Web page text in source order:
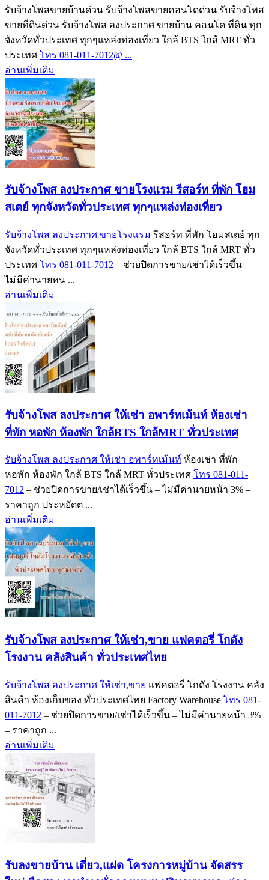
รับจ้างโพสขายบ้านด่วน รับจ้างโพสขายคอนโดด่วน รับจ้างโพส
ขายที่ดินด่วน รับจ้างโพส ลงประกาศ ขายบ้าน คอนโด ที่ดิน ทุก
จังหวัดทั่วประเทศ ทุกๆแหล่งท่องเที่ยว ใกล้ BTS ใกล้ MRT ทั่ว
ประเทศ โทร 081-011-7012@ ...
อ่านเพิ่มเติม
รับจ้างโพส ลงประกาศ ขายโรงแรม รีสอร์ท ที่พัก โฮม
สเตย์ ทุกจังหวัดทั่วประเทศ ทุกๆแหล่งท่องเที่ยว
รับจ้างโพส ลงประกาศ ขายโรงแรม รีสอร์ท ที่พัก โฮมสเตย์ ทุก
จังหวัดทั่วประเทศ ทุกๆแหล่งท่องเที่ยว ใกล้ BTS ใกล้ MRT ทั่ว
ประเทศ โทร 081-011-7012 – ช่วยปิดการขาย/เช่าได้เร็วขึ้น –
ไม่มีค่านายหน ...
อ่านเพิ่มเติม
รับจ้างโพส ลงประกาศ ให้เช่า อพาร์ทเม้นท์ ห้องเช่า
ที่พัก หอพัก ห้องพัก ใกล้BTS ใกล้MRT ทั่วประเทศ
รับจ้างโพส ลงประกาศ ให้เช่า อพาร์ทเม้นท์ ห้องเช่า ที่พัก
หอพัก ห้องพัก ใกล้ BTS ใกล้ MRT ทั่วประเทศ โทร 081-011-
7012 – ช่วยปิดการขาย/เช่าได้เร็วขึ้น – ไม่มีค่านายหน้า 3% –
ราคาถูก ประหยัดต ...
อ่านเพิ่มเติม
รับจ้างโพส ลงประกาศ ให้เช่า,ขาย แฟคตอรี่ โกดัง
โรงงาน คลังสินค้า ทั่วประเทศไทย
รับจ้างโพส ลงประกาศ ให้เช่า,ขาย แฟคตอรี่ โกดัง โรงงาน คลัง
สินค้า ห้องเก็บของ ทั่วประเทศไทย Factory Warehouse โทร 081-
011-7012 – ช่วยปิดการขาย/เช่าได้เร็วขึ้น – ไม่มีค่านายหน้า 3%
– ราคาถูก ...
อ่านเพิ่มเติม
รับลงขายบ้าน เดี่ยว,แฝด โครงการหมู่บ้าน จัดสรร